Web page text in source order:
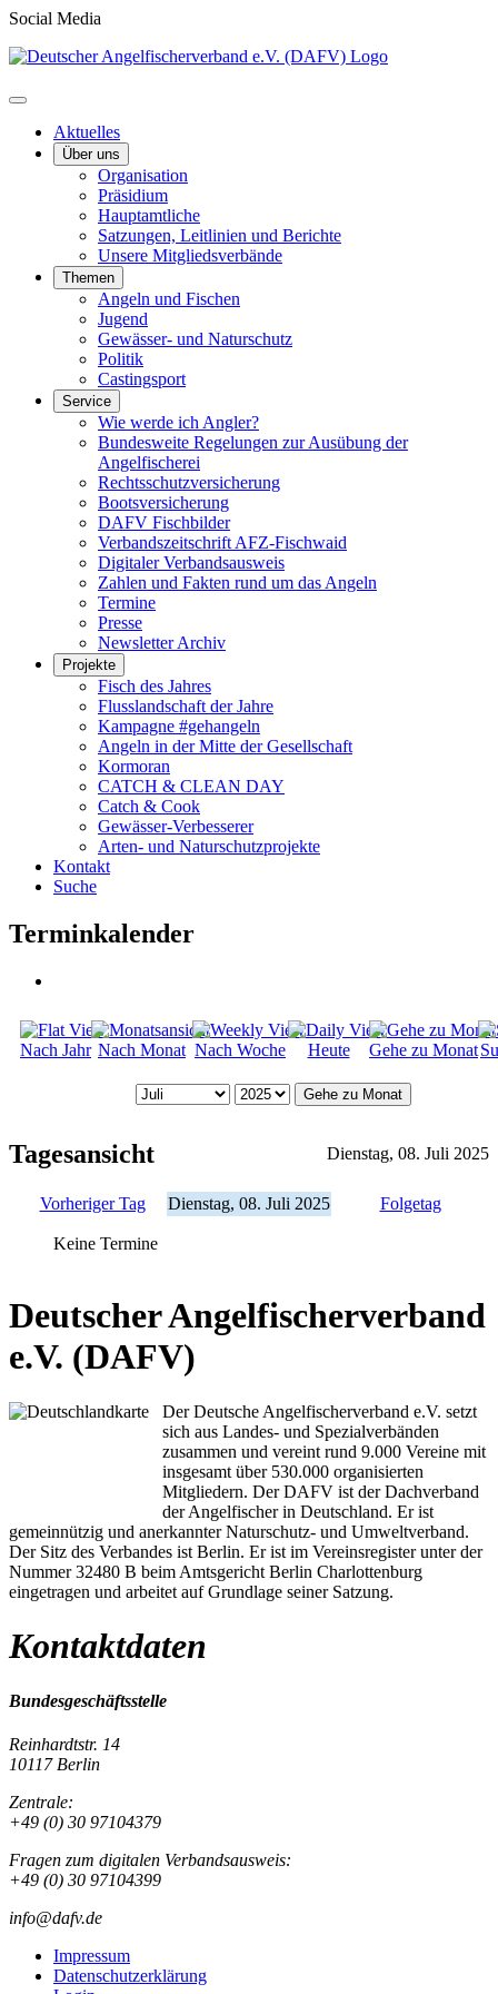
Social Media
Aktuelles
Über uns
Organisation
Präsidium
Hauptamtliche
Satzungen, Leitlinien und Berichte
Unsere Mitgliedsverbände
Themen
Angeln und Fischen
Jugend
Gewässer- und Naturschutz
Politik
Castingsport
Service
Wie werde ich Angler?
Bundesweite Regelungen zur Ausübung der
Angelfischerei
Rechtsschutzversicherung
Bootsversicherung
DAFV Fischbilder
Verbandszeitschrift AFZ-Fischwaid
Digitaler Verbandsausweis
Zahlen und Fakten rund um das Angeln
Termine
Presse
Newsletter Archiv
Projekte
Fisch des Jahres
Flusslandschaft der Jahre
Kampagne #gehangeln
Angeln in der Mitte der Gesellschaft
Kormoran
CATCH & CLEAN DAY
Catch & Cook
Gewässer-Verbesserer
Arten- und Naturschutzprojekte
Kontakt
Suche
Terminkalender
Nach Jahr Nach Monat Nach Woche Heute Gehe zu Monat
Gehe zu Monat
Tagesansicht Dienstag, 08. Juli 2025
Vorheriger Tag Dienstag, 08. Juli 2025 Folgetag
Keine Termine
Deutscher Angelfischerverband
e.V. (DAFV)
Der Deutsche Angelfischerverband e.V. setzt
sich aus Landes- und Spezialverbänden
zusammen und vereint rund 9.000 Vereine mit
insgesamt über 530.000 organisierten
Mitgliedern. Der DAFV ist der Dachverband
der Angelfischer in Deutschland. Er ist
gemeinnützig und anerkannter Naturschutz- und Umweltverband.
Der Sitz des Verbandes ist Berlin. Er ist im Vereinsregister unter der
Nummer 32480 B beim Amtsgericht Berlin Charlottenburg
eingetragen und arbeitet auf Grundlage seiner Satzung.
Kontaktdaten
Bundesgeschäftsstelle
Reinhardtstr. 14
10117 Berlin
Zentrale:
+49 (0) 30 97104379
Fragen zum digitalen Verbandsausweis:
+49 (0) 30 97104399
info@dafv.de
Impressum
Datenschutzerklärung